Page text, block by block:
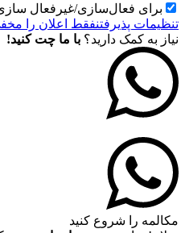
برای فعال‌سازی/غیرفعال
تنظیمات پذیرفتنفقط اعلان را
نیاز به کمک دارید؟ با ما چت کنید!
مکالمه را شروع کنید